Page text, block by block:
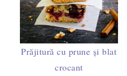
Prăjitură cu prune și blat
crocant